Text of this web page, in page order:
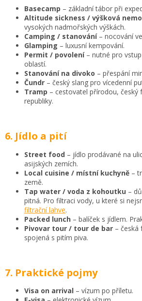
Basecamp – základní tábor při
Altitude sickness / výšková
vysokých nadmořských výškách.
Camping / stanování– nocování
Glamping – luxusní kempování.
Permit / povolení– nutné pro
oblastí.
Stanování na divoko – přespání
Čundr – český slang pro vícedenní
Tramp – cestovatel přírodou, český
republiky.
6. Jídlo a pití
Street food – jídlo prodávané na
asijských zemích.
Local cuisine / místní kuchyně –
země.
Tap water / voda z kohoutku –
pitná. Pro filtraci vody, u které si
filtrační lahve.
Packed lunch – balíček s jídlem.
Pivovar tour / tour de bar – česká
spojená s pitím piva.
7. Praktické pojmy
Visa on arrival – vízum po příletu.